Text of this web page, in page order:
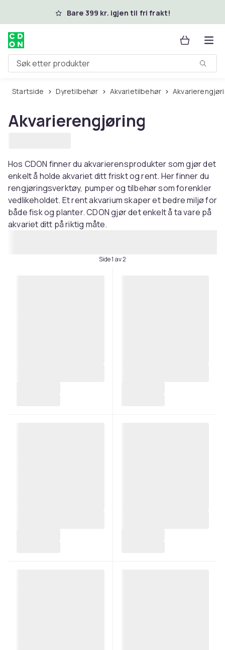
Hopp til hovedinnholdBare 399 kr. igjen til fri frakt!
Søk etter produkter
Startside Dyretilbehør Akvarietilbehør
Akvarierengjøring
Hos CDON finner du akvarierensprodukter som gjør det
enkelt å holde akvariet ditt friskt og rent. Her finner du
rengjøringsverktøy, pumper og tilbehør som forenkler
vedlikeholdet. Et rent akvarium skaper et bedre miljø for
både fisk og planter. CDON gjør det enkelt å ta vare på
akvariet ditt på riktig måte.
Side 1 av 2